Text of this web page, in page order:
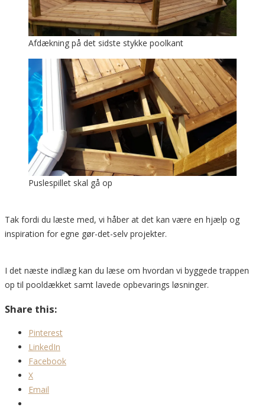
Afdækning på det sidste stykke poolkant
Puslespillet skal gå op
Tak fordi du læste med, vi håber at det kan være en hjælp og
inspiration for egne gør-det-selv projekter.
I det næste indlæg kan du læse om hvordan vi byggede trappen
op til pooldækket samt lavede opbevarings løsninger.
Share this:
Pinterest
LinkedIn
Facebook
X
Email